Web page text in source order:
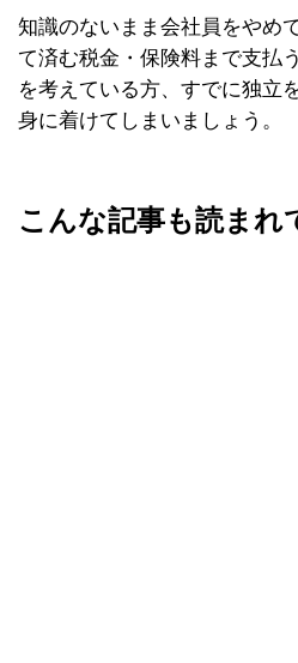
知識のないまま会社員をやめ
て済む税金・保険料まで支払
を考えている方、すでに独立
身に着けてしまいましょう。
こんな記事も読まれ